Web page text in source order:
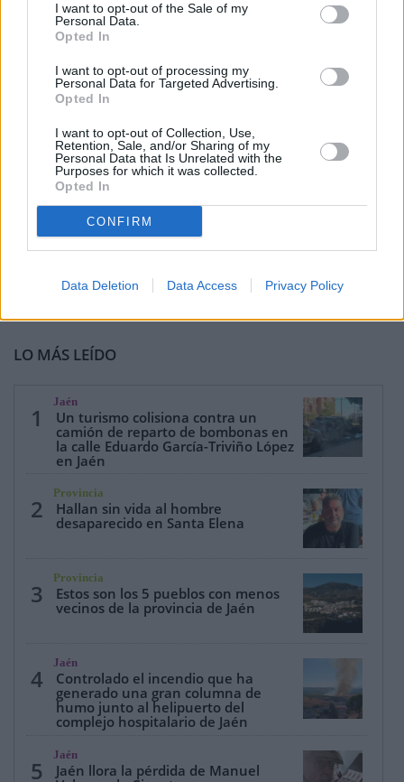
I want to opt-out of the Sale of my
Personal Data.
Opted In
I want to opt-out of processing my
Personal Data for Targeted Advertising.
Opted In
I want to opt-out of Collection, Use,
Retention, Sale, and/or Sharing of my
Personal Data that Is Unrelated with the
Purposes for which it was collected.
Opted In
CONFIRM
Data Deletion Data Access Privacy Policy
LO MÁS LEÍDO
1
Jaén
Un turismo colisiona contra un
camión de reparto de bombonas en
la calle Eduardo García-Triviño López
en Jaén
2
Provincia
Hallan sin vida al hombre
desaparecido en Santa Elena
3
Provincia
Estos son los 5 pueblos con menos
vecinos de la provincia de Jaén
4
Jaén
Controlado el incendio que ha
generado una gran columna de
humo junto al helipuerto del
complejo hospitalario de Jaén
5
Jaén
Jaén llora la pérdida de Manuel